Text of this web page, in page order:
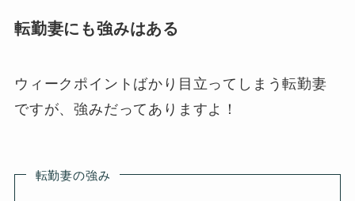
転勤妻にも強みはある
ウィークポイントばかり目立ってしまう転勤妻
ですが、強みだってありますよ！
転勤妻の強み